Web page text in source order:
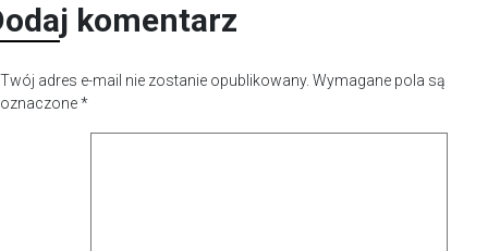
komentarz
Twój adres e-mail nie zostanie opublikowany. Wymagane pola są
oznaczone*